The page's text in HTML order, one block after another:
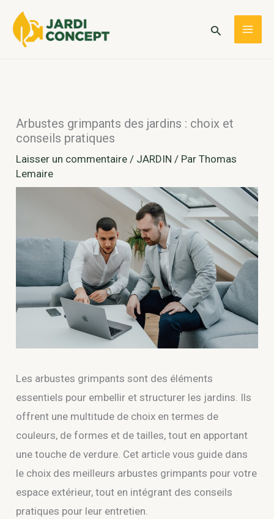
contenu
Rechercher
Arbustes grimpants des jardins : choix et
conseils pratiques
Laisser un commentaire / JARDIN / ParThomas
Lemaire
Les arbustes grimpants sont des éléments
essentiels pour embellir et structurer les jardins. Ils
offrent une multitude de choix en termes de
couleurs, de formes et de tailles, tout en apportant
une touche de verdure. Cet article vous guide dans
le choix des meilleurs arbustes grimpants pour votre
espace extérieur, tout en intégrant des conseils
pratiques pour leur entretien.